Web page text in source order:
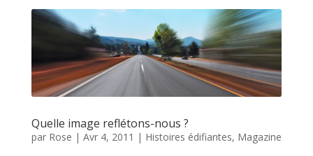
Quelle image reflétons-nous ?
par Rose | Avr 4, 2011 | Histoires édifiantes, Magazine